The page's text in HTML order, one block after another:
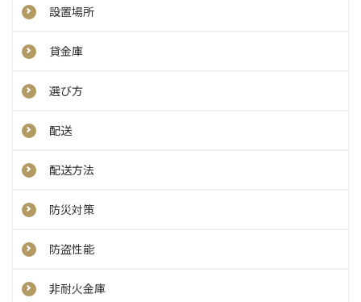
設置場所
貸金庫
選び方
配送
配送方法
防災対策
防盗性能
非耐火金庫